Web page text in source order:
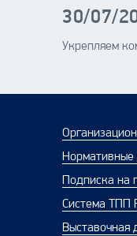
30/07/
Укрепляем
Подписка на
Система ТПП
Выставочная